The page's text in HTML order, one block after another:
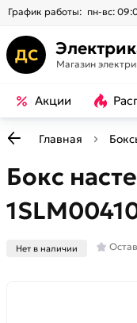
График работы: пн-вс:
ДС Магазин
Акции
Главная
Бокс
Нет в наличии